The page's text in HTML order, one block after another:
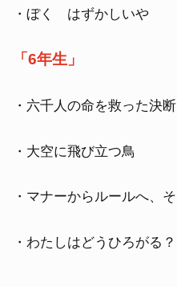
・ぼく はずかしいや
「6年生」
・六千人の命を救った決断
・大空に飛び立つ鳥
・マナーからルールへ、
・わたしはどうひろがる？